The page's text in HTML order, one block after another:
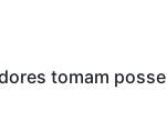
tomam posse